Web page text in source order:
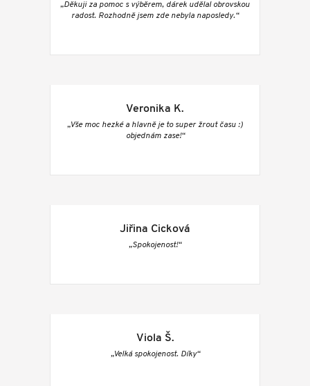
„Děkuji za pomoc s výběrem, dárek udělal obrovskou
radost. Rozhodně jsem zde nebyla naposledy.“
Veronika K.
„Vše moc hezké a hlavně je to super žrout času :)
objednám zase!“
Jiřina Cicková
„Spokojenost!“
Viola Š.
„Velká spokojenost. Díky“